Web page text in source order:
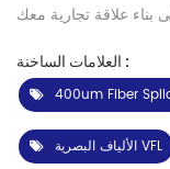
العلامات الساخنة :
400um Fiber
الألياف البصرية VFL